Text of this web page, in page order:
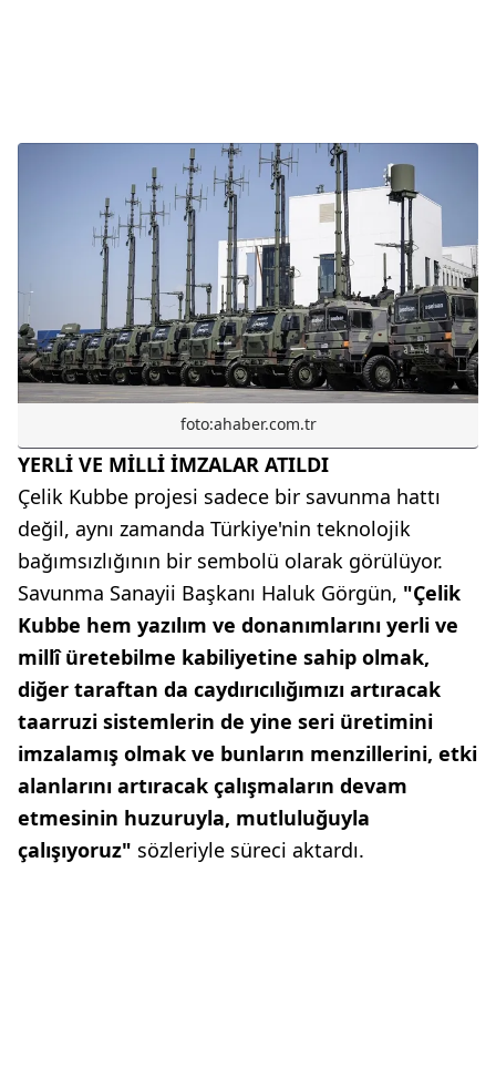
foto:ahaber.com.tr
YERLİ VE MİLLİ İMZALAR ATILDI
Çelik Kubbe projesi sadece bir savunma hattı
değil, aynı zamanda Türkiye'nin teknolojik
bağımsızlığının bir sembolü olarak görülüyor.
Savunma Sanayii Başkanı Haluk Görgün, "Çelik
Kubbe hem yazılım ve donanımlarını yerli ve
millî üretebilme kabiliyetine sahip olmak,
diğer taraftan da caydırıcılığımızı artıracak
taarruzi sistemlerin de yine seri üretimini
imzalamış olmak ve bunların menzillerini, etki
alanlarını artıracak çalışmaların devam
etmesinin huzuruyla, mutluluğuyla
çalışıyoruz" sözleriyle süreci aktardı.